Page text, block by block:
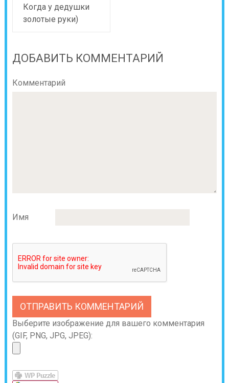
Когда у дедушки
золотые руки)
ДОБАВИТЬ КОММЕНТАРИЙ
Комментарий
Имя
Выберите изображение для вашего комментария
(GIF, PNG, JPG, JPEG):